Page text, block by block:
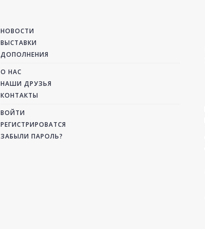
НОВОСТИ
ВЫСТАВКИ
ДОПОЛНЕНИЯ
О НАС
НАШИ ДРУЗЬЯ
КОНТАКТЫ
ВОЙТИ
РЕГИСТРИРОВАТСЯ
ЗАБЫЛИ ПАРОЛЬ?